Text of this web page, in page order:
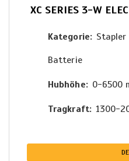
XC SERIES 3-W
Kategorie
Batterie
Hubhöhe 0-6500
Tragkraft 1300-